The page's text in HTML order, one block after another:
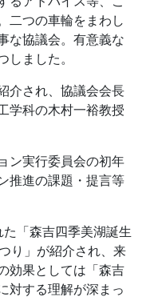
二つの車輪をまわし
な協議会。有意義な
しました。
介され、協議会会長
学科の木村一裕教授
ン実行委員会の初年
推進の課題・提言等
「森吉四季美湖誕生
り」が紹介され、来
効果としては「森吉
対する理解が深まっ